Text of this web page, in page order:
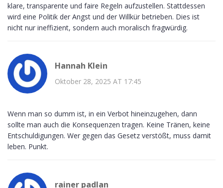
klare, transparente und faire Regeln aufzustellen. Stattdessen
wird eine Politik der Angst und der Willkür betrieben. Dies ist
nicht nur ineffizient, sondern auch moralisch fragwürdig.
Hannah Klein
Oktober 28, 2025 AT 17:45
Wenn man so dumm ist, in ein Verbot hineinzugehen, dann
sollte man auch die Konsequenzen tragen. Keine Tränen, keine
Entschuldigungen. Wer gegen das Gesetz verstößt, muss damit
leben. Punkt.
rainer padlan